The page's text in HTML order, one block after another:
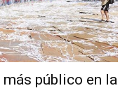
público en la